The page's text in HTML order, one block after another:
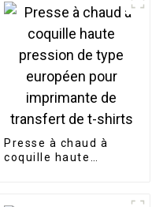
Presse à chaud à
coquille haute